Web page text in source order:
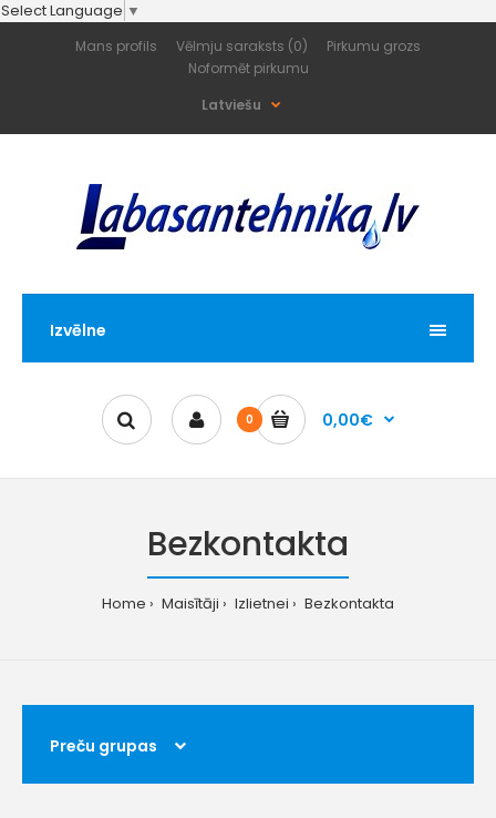
Select Language ▼
Mans profils Vēlmju saraksts (0)
Pirkumu grozs
Noformēt pirkumu
Latviešu
Izvēlne
0 0,00€
Bezkontakta
Home Maisītāji Izlietnei Bezkontakta
Preču grupas